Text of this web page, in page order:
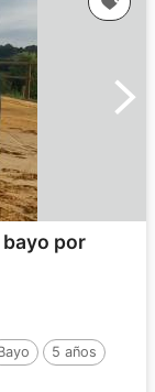
por
5 años